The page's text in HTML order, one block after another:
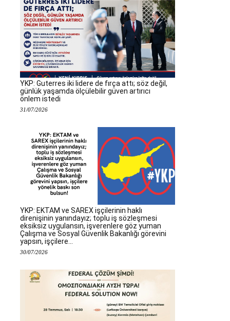
YKP: Guterres iki lidere de fırça attı; söz değil,
günlük yaşamda ölçülebilir güven artırıcı
önlem istedi
31/07/2026
YKP: EKTAM ve SAREX işçilerinin haklı
direnişinin yanındayız; toplu iş sözleşmesi
eksiksiz uygulansın, işverenlere göz yuman
Çalışma ve Sosyal Güvenlik Bakanlığı görevini
yapsın, işçilere...
30/07/2026